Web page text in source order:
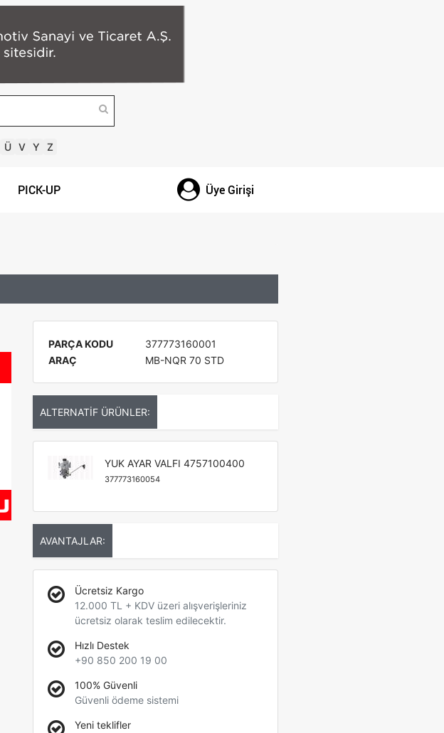
Ü V Y Z
PICK-UP Üye Girişi
PARÇA KODU
377773160001
ARAÇ
MB-NQR 70 STD
ALTERNATİF ÜRÜNLER:
YUK AYAR VALFI 4757100400
377773160054
AVANTAJLAR:
Ücretsiz Kargo
12.000 TL + KDV üzeri alışverişleriniz
ücretsiz olarak teslim edilecektir.
Hızlı Destek
+90 850 200 19 00
100% Güvenli
Güvenli ödeme sistemi
Yeni teklifler